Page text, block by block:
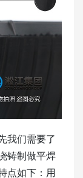
我们需要了
铸制做平焊
点如下：用